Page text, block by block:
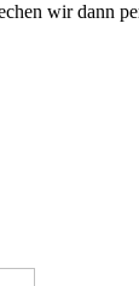
wir dann